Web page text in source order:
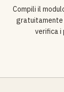
Compili il
gratuitamente
verifica i